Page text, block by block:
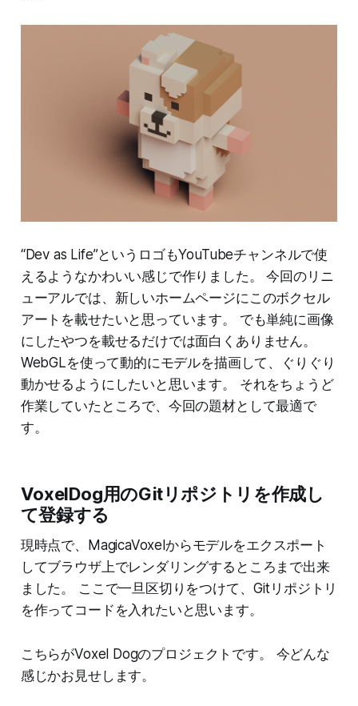
“Dev as Life”というロゴもYouTubeチャンネルで使
えるようなかわいい感じで作りました。 今回のリニ
ューアルでは、新しいホームページにこのボクセル
アートを載せたいと思っています。 でも単純に画像
にしたやつを載せるだけでは面白くありません。
WebGLを使って動的にモデルを描画して、ぐりぐり
動かせるようにしたいと思います。 それをちょうど
作業していたところで、今回の題材として最適で
す。
VoxelDog用のGitリポジトリを作成し
て登録する
現時点で、MagicaVoxelからモデルをエクスポート
してブラウザ上でレンダリングするところまで出来
ました。 ここで一旦区切りをつけて、Gitリポジトリ
を作ってコードを入れたいと思います。
こちらがVoxel Dogのプロジェクトです。 今どんな
感じかお見せします。